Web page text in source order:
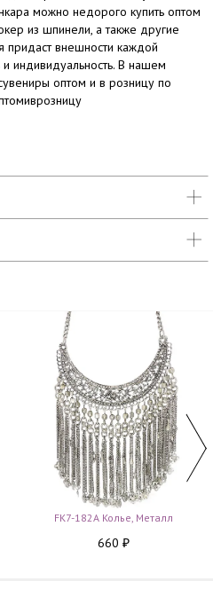
можно недорого купить оптом
из шпинели, а также другие
придаст внешности каждой
индивидуальность. В нашем
оптом и в розницу по
FK7-182A Колье, Металл
660 ₽